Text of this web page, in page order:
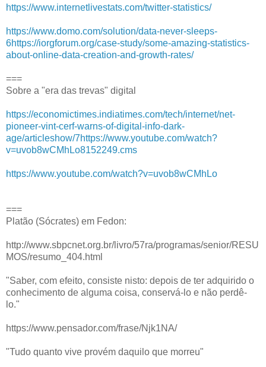
https://www.internetlivestats.com/twitter-statistics/
https://www.domo.com/solution/data-never-sleeps-
6https://iorgforum.org/case-study/some-amazing-statistics-
about-online-data-creation-and-growth-rates/
===
Sobre a "era das trevas" digital
https://economictimes.indiatimes.com/tech/internet/net-
pioneer-vint-cerf-warns-of-digital-info-dark-
age/articleshow/7https://www.youtube.com/watch?
v=uvob8wCMhLo8152249.cms
https://www.youtube.com/watch?v=uvob8wCMhLo
===
Platão (Sócrates) em Fedon:
http://www.sbpcnet.org.br/livro/57ra/programas/senior/RESU
MOS/resumo_404.html
"Saber, com efeito, consiste nisto: depois de ter adquirido o
conhecimento de alguma coisa, conservá-lo e não perdê-
lo."
https://www.pensador.com/frase/Njk1NA/
"Tudo quanto vive provém daquilo que morreu"